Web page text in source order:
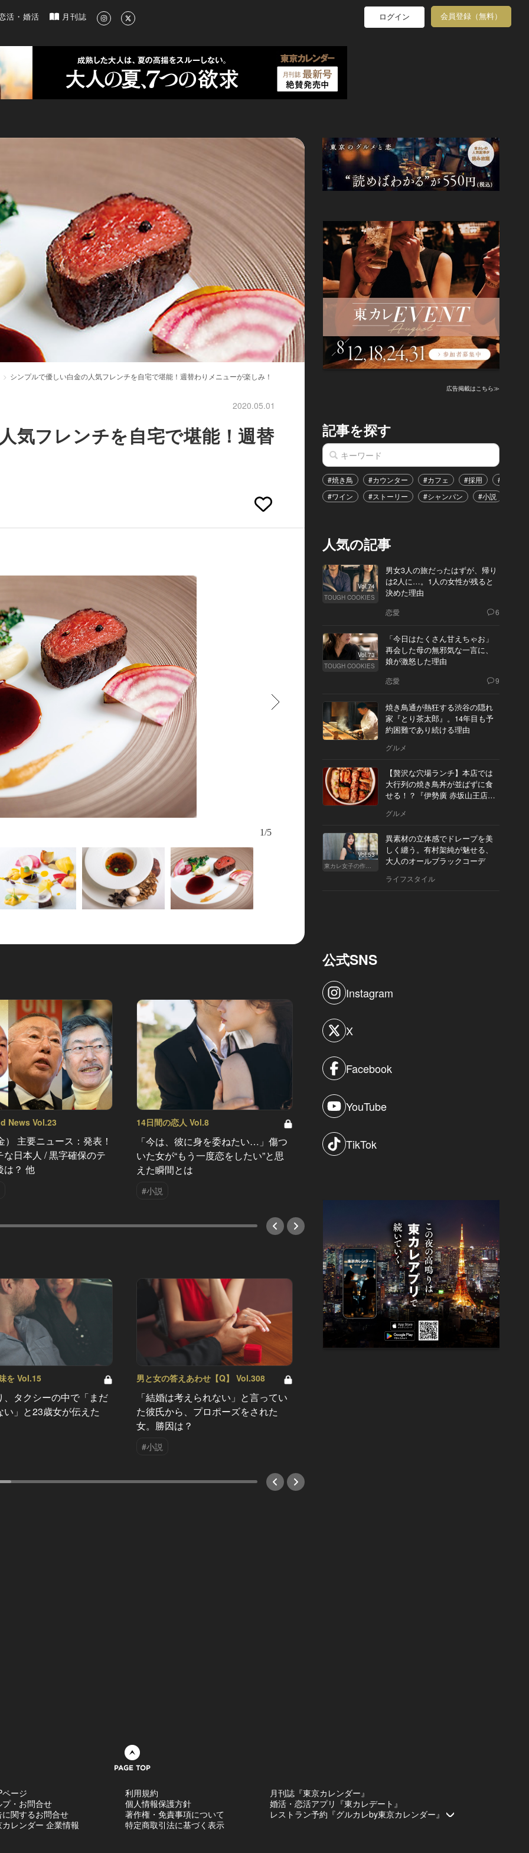
ルメ、洗練されたライフスタイル情報
活・婚活 月刊誌 ログイン 会員登録（無料）
シンプルで優しい白金の人気フレンチを自宅で堪能！週替わりメニューが楽しみ！
2020.05.01
気フレンチを自宅で堪能！週替
シンプルに白とオークブラウンで統一された店内は、テーブル席以外にカウンター席も
1/5
News Vol.23
） 主要ニュース：発表！
な日本人 / 黒字確保のテ
？ 他
14日間の恋人 Vol.8
「今は、彼に身を委ねたい…」傷つ
いた女が“もう一度恋をしたい”と思
えた瞬間とは
#小説
「妻のありがたみに、やっと気がつ
いた」。夫がひとりの生活で、実感
を Vol.15
、タクシーの中で「まだ
い」と23歳女が伝えた
男と女の答えあわせ【Q】 Vol.308
「結婚は考えられない」と言ってい
た彼氏から、プロポーズをされた
女。勝因は？
#小説
広告掲載はこちら≫
記事を探す
#焼き鳥 #カウンター #カフェ #採用
#恋愛
#ワイン
#ストーリー #シャンパン #小説
人気の記事
Vol.74
TOUGH COOKIES
男女3人の旅だったはずが、帰り
は2人に…。1人の女性が残ると
決めた理由
恋愛 6
Vol.73
TOUGH COOKIES
「今日はたくさん甘えちゃお」
再会した母の無邪気な一言に、
娘が激怒した理由
恋愛 9
焼き鳥通が熱狂する渋谷の隠れ
家『とり茶太郎』。14年目も予
約困難であり続ける理由
グルメ
【贅沢な穴場ランチ】本店では
大行列の焼き鳥丼が並ばずに食
せる！？『伊勢廣 赤坂山王店』
グルメ
Vol.53
東カレ女子の作り方
異素材の立体感でドレープを美
しく纏う。有村架純が魅せる、
大人のオールブラックコーデ
ライフスタイル
公式SNS
Instagram
X
Facebook
YouTube
TikTok
ページ
プ・お問合せ
に関するお問合せ
カレンダー 企業情報
利用規約
個人情報保護方針
著作権・免責事項について
特定商取引法に基づく表示
月刊誌『東京カレンダー』
婚活・恋活アプリ『東カレデート』
レストラン予約『グルカレby東京カレンダー』